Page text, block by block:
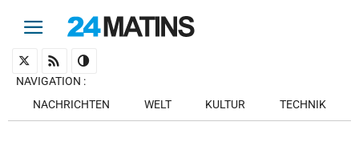
NAVIGATION :
NACHRICHTEN
WELT KULTUR TECHNIK